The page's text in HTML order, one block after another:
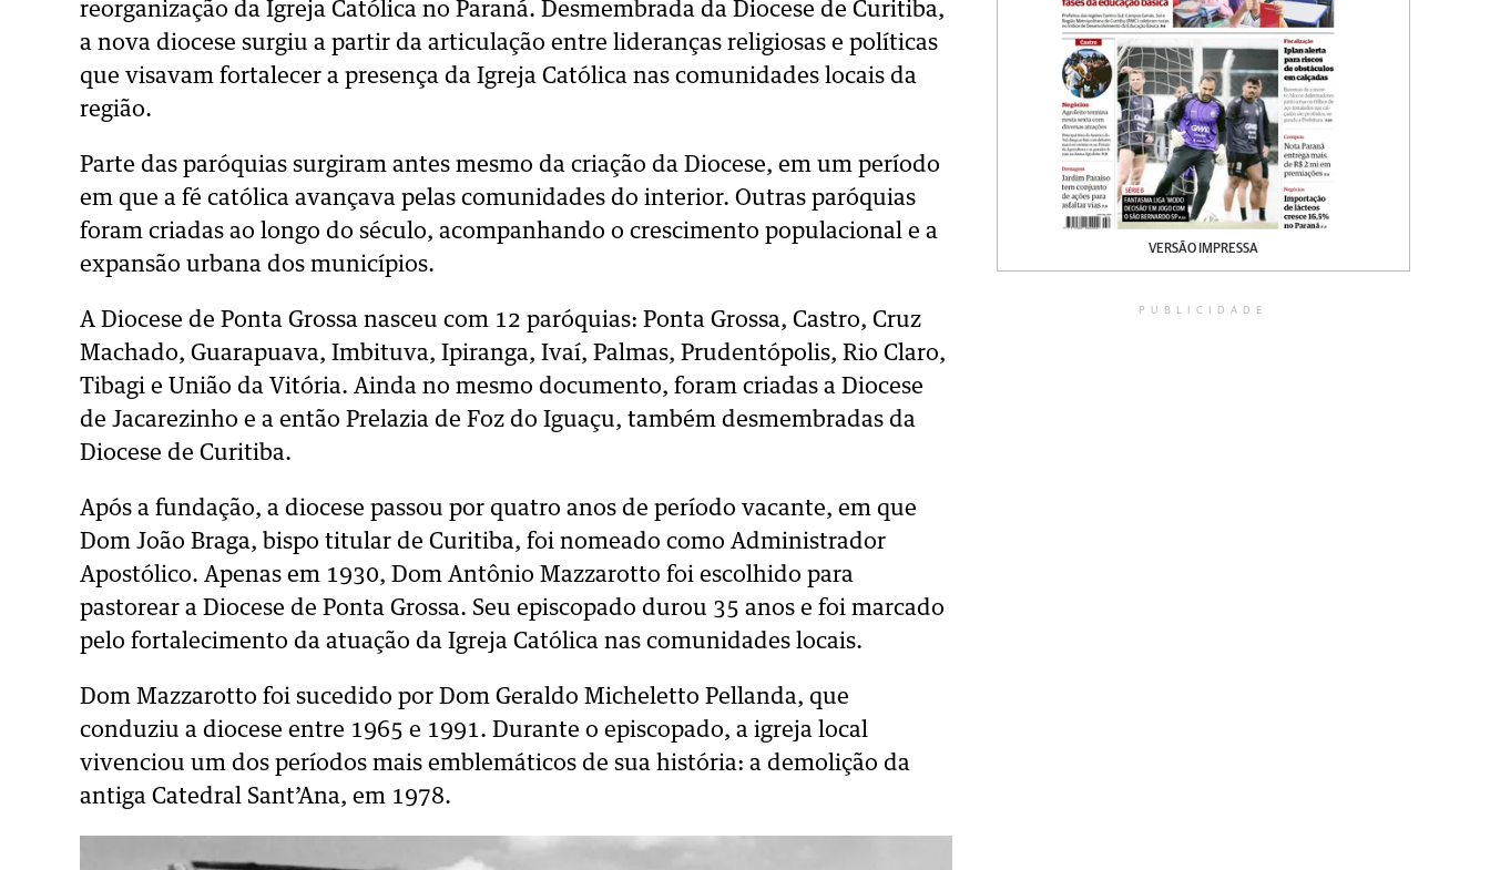
reorganização da Igreja Católica no Paraná. Desmembrada da Diocese de Curitiba,
a nova diocese surgiu a partir da articulação entre lideranças religiosas e políticas
que visavam fortalecer a presença da Igreja Católica nas comunidades locais da
região.
Parte das paróquias surgiram antes mesmo da criação da Diocese, em um período
em que a fé católica avançava pelas comunidades do interior. Outras paróquias
foram criadas ao longo do século, acompanhando o crescimento populacional e a
expansão urbana dos municípios.
A Diocese de Ponta Grossa nasceu com 12 paróquias: Ponta Grossa, Castro, Cruz
Machado, Guarapuava, Imbituva, Ipiranga, Ivaí, Palmas, Prudentópolis, Rio Claro,
Tibagi e União da Vitória. Ainda no mesmo documento, foram criadas a Diocese
de Jacarezinho e a então Prelazia de Foz do Iguaçu, também desmembradas da
Diocese de Curitiba.
Após a fundação, a diocese passou por quatro anos de período vacante, em que
Dom João Braga, bispo titular de Curitiba, foi nomeado como Administrador
Apostólico. Apenas em 1930, Dom Antônio Mazzarotto foi escolhido para
pastorear a Diocese de Ponta Grossa. Seu episcopado durou 35 anos e foi marcado
pelo fortalecimento da atuação da Igreja Católica nas comunidades locais.
Dom Mazzarotto foi sucedido por Dom Geraldo Micheletto Pellanda, que
conduziu a diocese entre 1965 e 1991. Durante o episcopado, a igreja local
vivenciou um dos períodos mais emblemáticos de sua história: a demolição da
antiga Catedral Sant’Ana, em 1978.
VERSÃO IMPRESSA
PUBLICIDADE